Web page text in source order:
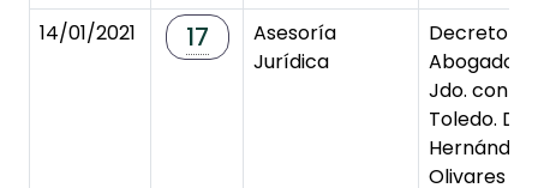
14/01/2021
17
Asesoría
Jurídica
Decreto
Abogado
Jdo. cont-
Toledo. D.
Hernández
Olivares vs